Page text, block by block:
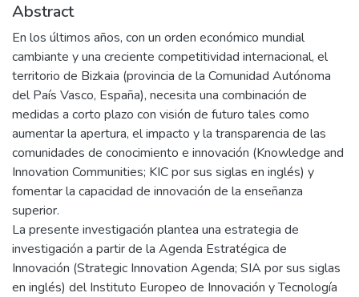
Abstract
En los últimos años, con un orden económico mundial
cambiante y una creciente competitividad internacional, el
territorio de Bizkaia (provincia de la Comunidad Autónoma
del País Vasco, España), necesita una combinación de
medidas a corto plazo con visión de futuro tales como
aumentar la apertura, el impacto y la transparencia de las
comunidades de conocimiento e innovación (Knowledge and
Innovation Communities; KIC por sus siglas en inglés) y
fomentar la capacidad de innovación de la enseñanza
superior.
La presente investigación plantea una estrategia de
investigación a partir de la Agenda Estratégica de
Innovación (Strategic Innovation Agenda; SIA por sus siglas
en inglés) del Instituto Europeo de Innovación y Tecnología